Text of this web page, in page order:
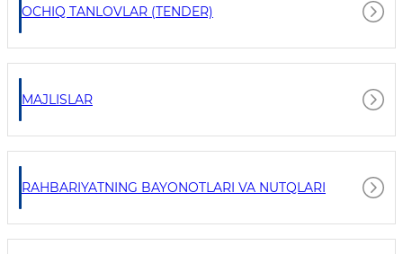
OCHIQ TANLOVLAR (TENDER)
MAJLISLAR
RAHBARIYATNING BAYONOTLARI VA NUTQLARI